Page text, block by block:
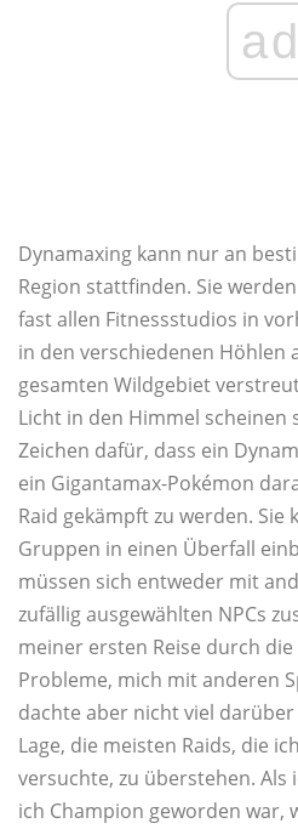
ad
Dynamaxing kann nur an
Region stattfinden. Sie
fast allen Fitnessstudios in
in den verschiedenen Höhlen
gesamten Wildgebiet
Licht in den Himmel scheinen
Zeichen dafür, dass ein
ein Gigantamax-Pokémon
Raid gekämpft zu werden.
Gruppen in einen Überfall
müssen sich entweder mit
zufällig ausgewählten NPCs
meiner ersten Reise durch
Probleme, mich mit anderen
dachte aber nicht viel
Lage, die meisten Raids, die
versuchte, zu überstehen. Als
ich Champion geworden war,